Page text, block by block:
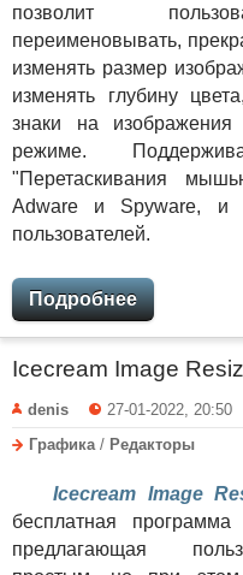
позволит
переименовывать,
изменять размер
изменять глубину
знаки на
режиме.
"Перетаскивания
Adware и Spyware, и
пользователей.
Подробнее
Icecream Image
denis 27-01-2022, 20:50
Графика/ Редакторы
Icecream Image
бесплатная
предлагающая